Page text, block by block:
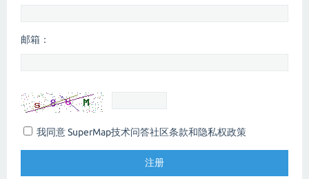
邮箱：
我同意 SuperMap技术问答社区条款和隐私权政策